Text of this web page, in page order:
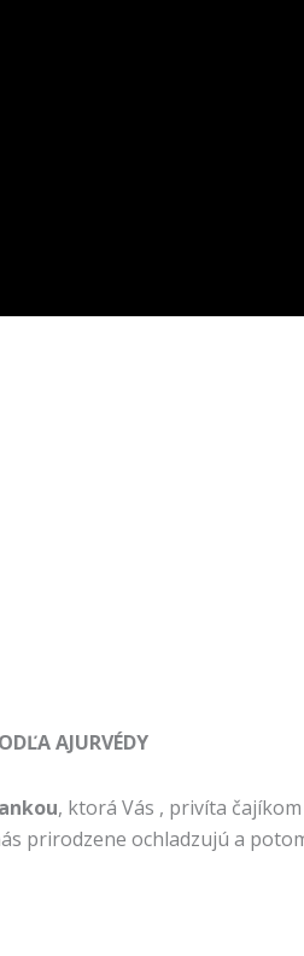
AJURVÉDY
, ktorá Vás , privíta
prirodzene ochladzujú a